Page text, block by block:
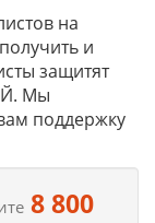
на
и
защитят
Мы
поддержку
8 800